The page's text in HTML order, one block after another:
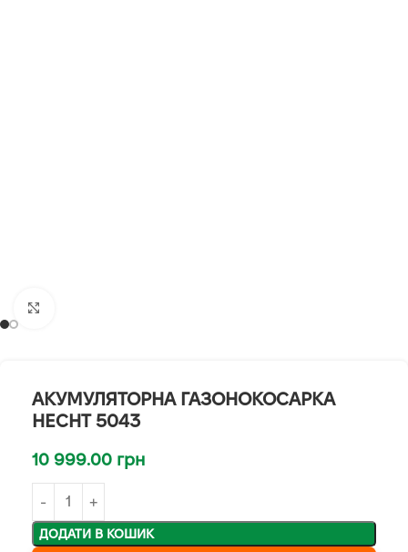
АКУМУЛЯТОРНА ГАЗОНОКОСАРКА
HECHT 5043
10 999.00 грн
ДОДАТИ В КОШИК